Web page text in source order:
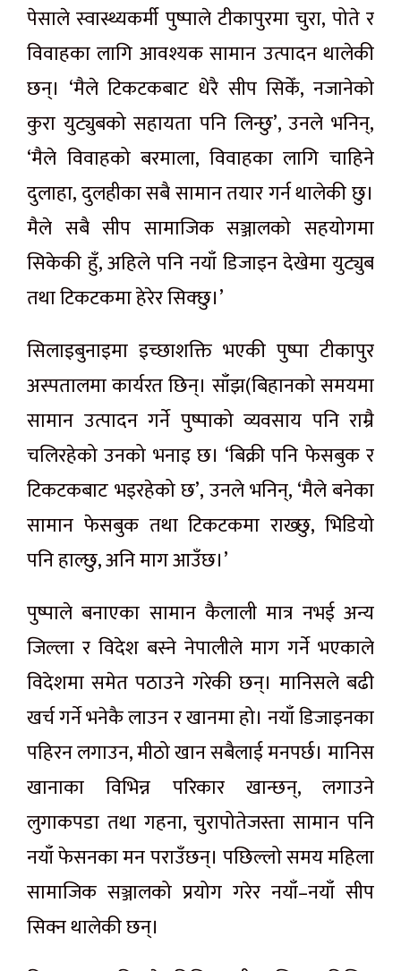
पेसाले स्वास्थ्यकर्मी पुष्पाले टीकापुरमा चुरा, पोते र
विवाहका लागि आवश्यक सामान उत्पादन थालेकी
छन्। ‘मैले टिकटकबाट धेरै सीप सिकेँ, नजानेको
कुरा युट्युबको सहायता पनि लिन्छु’, उनले भनिन्,
‘मैले विवाहको बरमाला, विवाहका लागि चाहिने
दुलाहा, दुलहीका सबै सामान तयार गर्न थालेकी छु।
मैले सबै सीप सामाजिक सञ्जालको सहयोगमा
सिकेकी हुँ, अहिले पनि नयाँ डिजाइन देखेमा युट्युब
तथा टिकटकमा हेरेर सिक्छु।’
सिलाइबुनाइमा इच्छाशक्ति भएकी पुष्पा टीकापुर
अस्पतालमा कार्यरत छिन्। साँझ(बिहानको समयमा
सामान उत्पादन गर्ने पुष्पाको व्यवसाय पनि राम्रै
चलिरहेको उनको भनाइ छ। ‘बिक्री पनि फेसबुक र
टिकटकबाट भइरहेको छ’, उनले भनिन्, ‘मैले बनेका
सामान फेसबुक तथा टिकटकमा राख्छु, भिडियो
पनि हाल्छु, अनि माग आउँछ।’
पुष्पाले बनाएका सामान कैलाली मात्र नभई अन्य
जिल्ला र विदेश बस्ने नेपालीले माग गर्ने भएकाले
विदेशमा समेत पठाउने गरेकी छन्। मानिसले बढी
खर्च गर्ने भनेकै लाउन र खानमा हो। नयाँ डिजाइनका
पहिरन लगाउन, मीठो खान सबैलाई मनपर्छ। मानिस
खानाका विभिन्न परिकार खान्छन्, लगाउने
लुगाकपडा तथा गहना, चुरापोतेजस्ता सामान पनि
नयाँ फेसनका मन पराउँछन्। पछिल्लो समय महिला
सामाजिक सञ्जालको प्रयोग गरेर नयाँ–नयाँ सीप
सिक्न थालेकी छन्।